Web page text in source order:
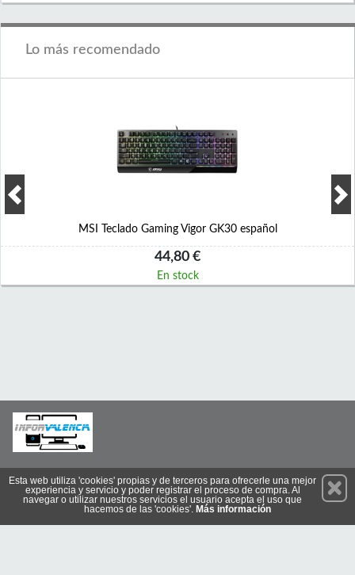
Lo más recomendado
MSI Teclado Gaming Vigor GK30 español
44,80 €
En stock
Suscríbete
Esta web utiliza 'cookies' propias y de terceros para ofrecerle una mejor
experiencia y servicio y poder registrar el proceso de compra. Al
navegar o utilizar nuestros servicios el usuario acepta el uso que
hacemos de las 'cookies'. Más información